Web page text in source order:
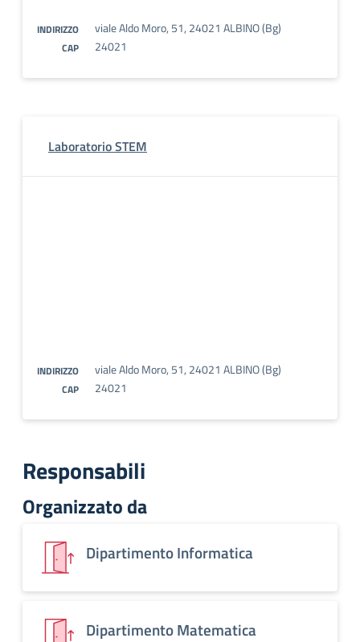
INDIRIZZO viale Aldo Moro, 51, 24021 ALBINO (Bg)
CAP 24021
Laboratorio STEM
INDIRIZZO viale Aldo Moro, 51, 24021 ALBINO (Bg)
CAP 24021
Responsabili
Organizzato da
Dipartimento Informatica
Dipartimento Matematica